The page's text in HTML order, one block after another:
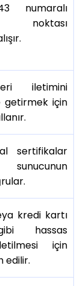
numaralı
noktası
iletimini
getirmek için
sertifikalar
sunucunun
kredi kartı
hassas
için
edilir.